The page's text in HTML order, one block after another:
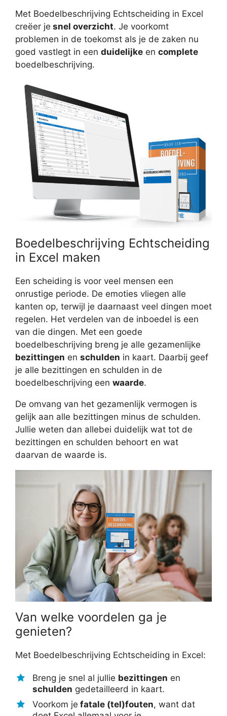
Met Boedelbeschrijving Echtscheiding in Excel
creëer je snel overzicht. Je voorkomt
problemen in de toekomst als je de zaken nu
goed vastlegt in een duidelijke en complete
boedelbeschrijving.
Boedelbeschrijving Echtscheiding
in Excel maken
Een scheiding is voor veel mensen een
onrustige periode. De emoties vliegen alle
kanten op, terwijl je daarnaast veel dingen moet
regelen. Het verdelen van de inboedel is een
van die dingen. Met een goede
boedelbeschrijving breng je alle gezamenlijke
bezittingen en schulden in kaart. Daarbij geef
je alle bezittingen en schulden in de
boedelbeschrijving een waarde.
De omvang van het gezamenlijk vermogen is
gelijk aan alle bezittingen minus de schulden.
Jullie weten dan allebei duidelijk wat tot de
bezittingen en schulden behoort en wat
daarvan de waarde is.
Van welke voordelen ga je
genieten?
Met Boedelbeschrijving Echtscheiding in Excel:
Breng je snel al jullie bezittingen en
schulden gedetailleerd in kaart.
Voorkom je fatale (tel)fouten, want dat